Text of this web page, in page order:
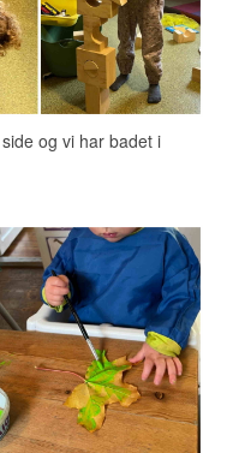
og vi har badet i